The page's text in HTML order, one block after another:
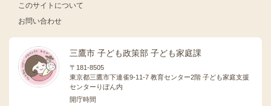
このサイトについて
お問い合わせ
三鷹市 子ども政策部 子ども家庭課
〒181-8505
東京都三鷹市下連雀9-11-7 教育センター2階 子ども家庭支援
センターりぼん内
開庁時間